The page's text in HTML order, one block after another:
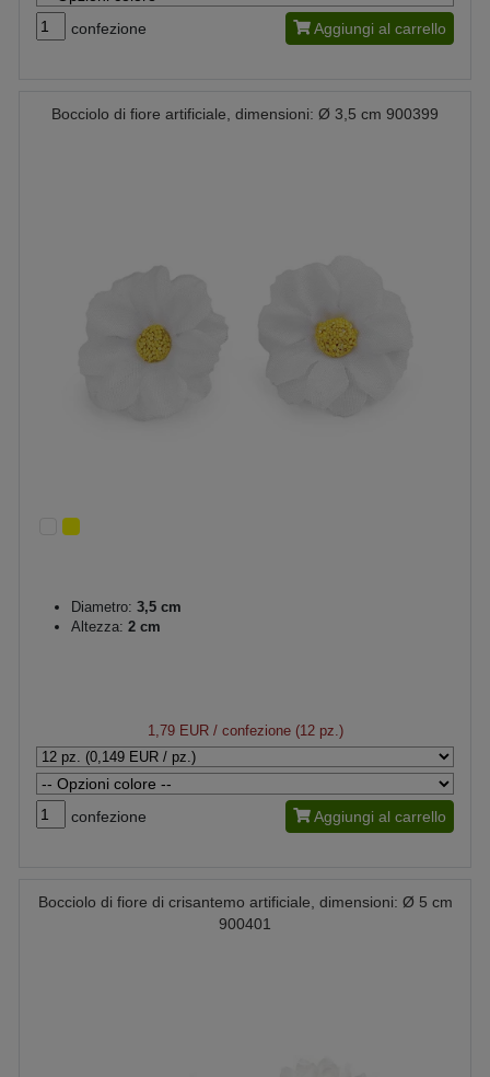
confezione Aggiungi al carrello
Bocciolo di fiore artificiale, dimensioni: Ø 3,5 cm 900399
Diametro: 3,5 cm
Altezza: 2 cm
1,79 EUR/ confezione (12 pz.)
confezione Aggiungi al carrello
Bocciolo di fiore di crisantemo artificiale, dimensioni: Ø 5 cm
900401